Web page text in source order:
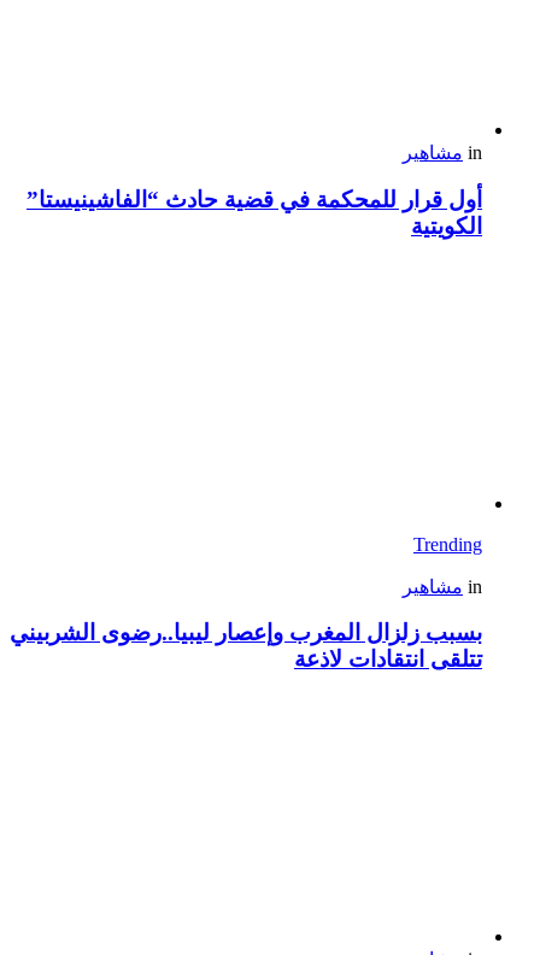
in مشاهير
أول قرار للمحكمة في قضية حادث “الفاشينيستا”
الكويتية
Trending
in مشاهير
بسبب زلزال المغرب وإعصار ليبيا..رضوى الشربيني
تتلقى انتقادات لاذعة